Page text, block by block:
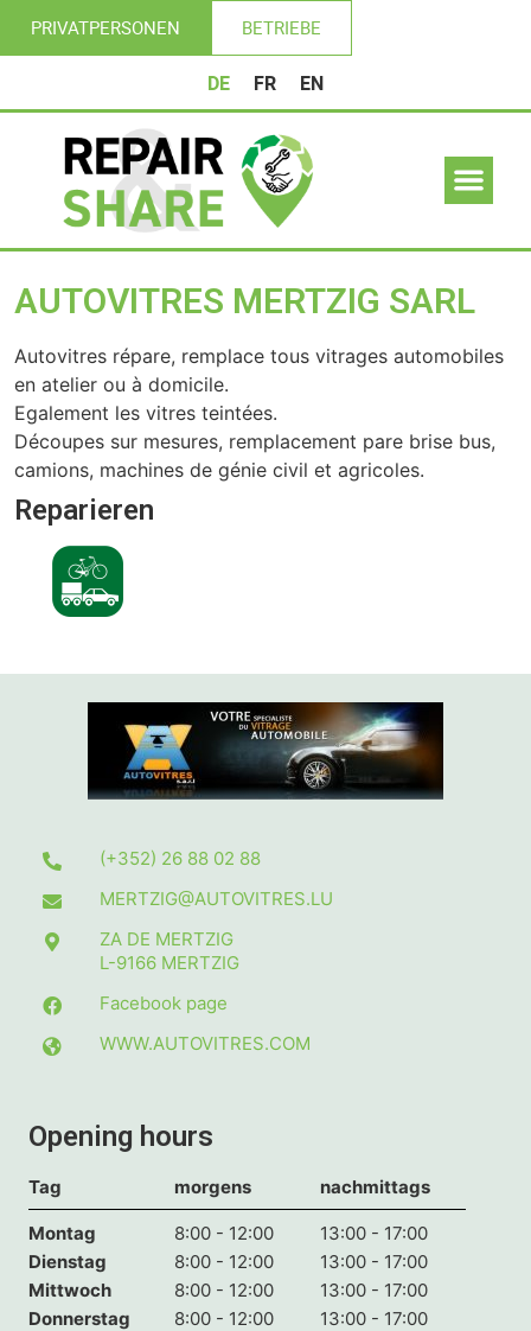
PRIVATPERSONEN BETRIEBE
DE FR EN
AUTOVITRES MERTZIG SARL
Autovitres répare, remplace tous vitrages automobiles
en atelier ou à domicile.
Egalement les vitres teintées.
Découpes sur mesures, remplacement pare brise bus,
camions, machines de génie civil et agricoles.
Reparieren
(+352) 26 88 02 88
MERTZIG@AUTOVITRES.LU
ZA DE MERTZIG
L-9166 MERTZIG
Facebook page
WWW.AUTOVITRES.COM
Opening hours
Tag morgens nachmittags
Montag 8:00 - 12:00
13:00 - 17:00
Dienstag
8:00 - 12:00
13:00 - 17:00
Mittwoch
8:00 - 12:00
13:00 - 17:00
Donnerstag
8:00 - 12:00
13:00 - 17:00